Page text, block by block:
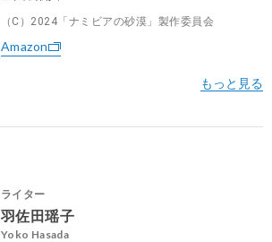
（C）2024「ナミビアの砂漠」製作委員会
Amazon
ライター
羽佐田瑶子
Yoko Hasada